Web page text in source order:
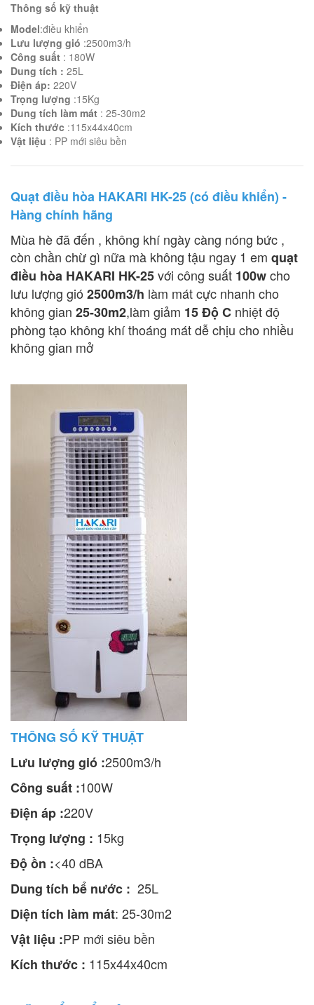
Thông số kỹ thuật
Model:điều khiển
Lưu lượng gió :2500m3/h
Công suất : 180W
Dung tích : 25L
Điện áp: 220V
Trọng lượng :15Kg
Dung tích làm mát : 25-30m2
Kích thước :115x44x40cm
Vật liệu : PP mới siêu bền
Quạt điều hòa HAKARI HK-25 (có điều khiển) -
Hàng chính hãng
Mùa hè đã đến , không khí ngày càng nóng bức ,
còn chần chừ gì nữa mà không tậu ngay 1 em quạt
điều hòa HAKARI HK-25với công suất 100wcho
lưu lượng gió 2500m3/h làm mát cực nhanh cho
không gian 25-30m2,làm giảm 15 Độ C nhiệt độ
phòng tạo không khí thoáng mát dễ chịu cho nhiều
không gian mở
THÔNG SỐ KỸ THUẬT
Lưu lượng gió :2500m3/h
Công suất :100W
Điện áp :220V
Trọng lượng : 15kg
Độ ồn :<40 dBA
Dung tích bể nước : 25L
Diện tích làm mát: 25-30m2
Vật liệu :PP mới siêu bền
Kích thước : 115x44x40cm